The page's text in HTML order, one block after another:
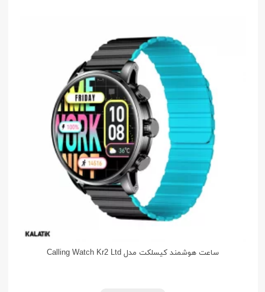
ساعت هوشمند کیسلکت مدل Calling Watch Kr2 Ltd